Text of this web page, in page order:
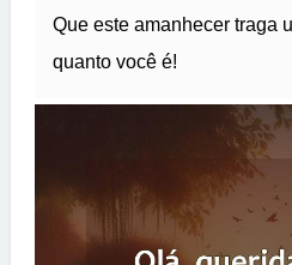
Que este amanhecer traga
quanto você é!